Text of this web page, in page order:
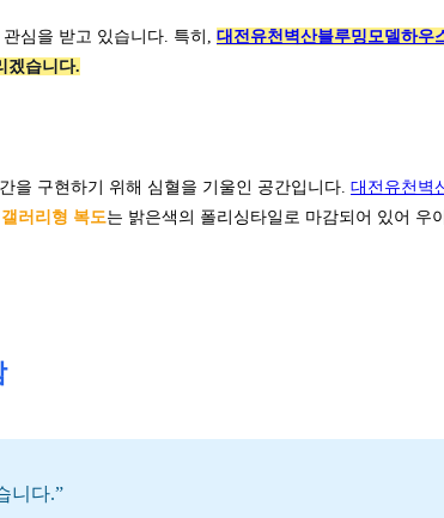
심을 받고 있습니다. 특히, 대전유천벽산블루밍모델하우
겠습니다.
을 구현하기 위해 심혈을 기울인 공간입니다. 대전유천벽
러리형 복도는 밝은색의 폴리싱타일로 마감되어 있어 우
니다.”